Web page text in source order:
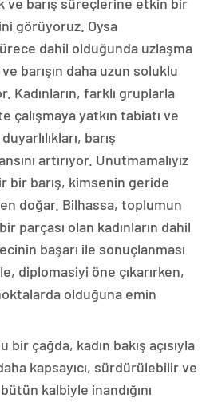
görüyoruz. Oysa
dahil olduğunda uzlaşma
ve barışın daha uzun soluklu
Kadınların, farklı gruplarla
çalışmaya yatkın tabiatı ve
barış
artırıyor. Unutmamalıyız
bir barış, kimsenin geride
doğar. Bilhassa, toplumun
parçası olan kadınların dahil
başarı ile sonuçlanması
diplomasiyi öne çıkarırken,
olduğuna emin
çağda, kadın bakış açısıyla
kapsayıcı, sürdürülebilir ve
kalbiyle inandığını